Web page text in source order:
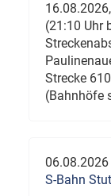
(21:10 Uhr
Strecke
(Bahnhöfe
06.08.2026
S-Bahn